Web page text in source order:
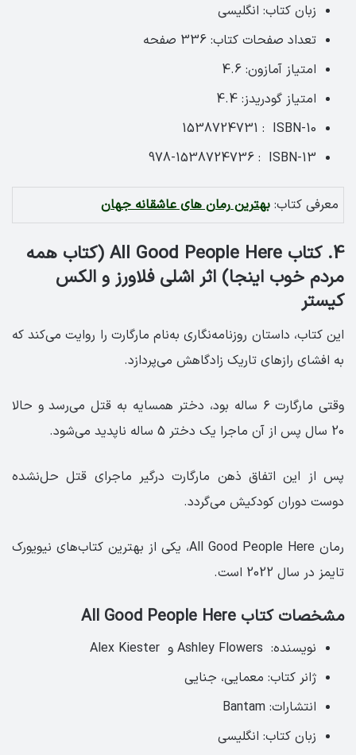
زبان کتاب: انگلیسی‏
تعداد صفحات کتاب: 336 صفحه ‏
امتیاز آمازون: 4.6 ‏
امتیاز گودریدز: 4.4
ISBN-10 ‏ : ‎ 1538724731
ISBN-13 ‏ : ‎ 978-1538724736
معرفی کتاب:بهترین رمان های عاشقانه جهان
4. کتاب All Good People Here (کتاب همه
مردم خوب اینجا) اثر اشلی فلاورز و الکس
کیستر
این کتاب، داستان روزنامه‌نگاری به‌نام مارگارت را روایت می‌کند که
به افشای رازهای تاریک زادگاهش می‌پردازد.
وقتی مارگارت ۶ ساله بود، دختر همسایه به قتل می‌رسد و حالا
20 سال پس از آن ماجرا یک دختر 5 ساله ناپدید می‌شود.
پس از این اتفاق ذهن مارگارت درگیر ماجرای قتل حل‌نشده
دوست دوران کودکیش می‌گردد.
رمان All Good People Here‏، یکی از بهترین کتاب‌های نیویورک
تایمز در سال 2022 است.
مشخصات کتاب All Good People Here
نویسنده: Ashley Flowers و Alex Kiester
ژانر کتاب: معمایی، جنایی
انتشارات: Bantam
زبان کتاب: انگلیسی‏